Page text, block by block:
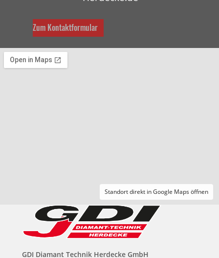
Zum Kontaktformular
Standort direkt in Google Maps öffnen
GDI Diamant Technik Herdecke GmbH